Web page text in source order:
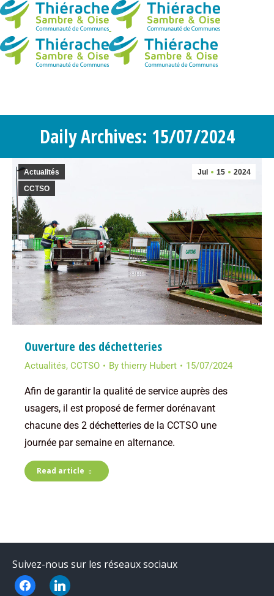
Daily Archives: 15/07/2024
Jul 15 2024
Actualités
CCTSO
Ouverture des déchetteries
Actualités, CCTSO By thierry Hubert 15/07/2024
Afin de garantir la qualité de service auprès des
usagers, il est proposé de fermer dorénavant
chacune des 2 déchetteries de la CCTSO une
journée par semaine en alternance.
Read article
Suivez-nous sur les réseaux sociaux
facebooklinkedin